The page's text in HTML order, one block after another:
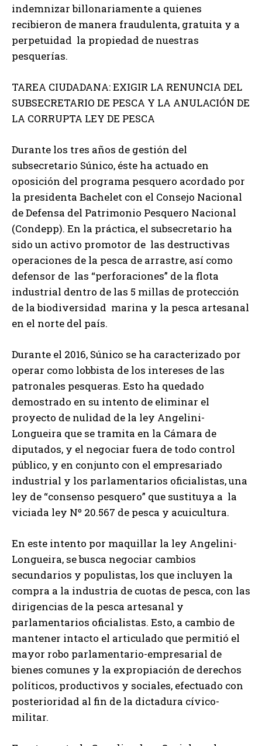
indemnizar billonariamente a quienes
recibieron de manera fraudulenta, gratuita y a
perpetuidad la propiedad de nuestras
pesquerías.
TAREA CIUDADANA: EXIGIR LA RENUNCIA DEL
SUBSECRETARIO DE PESCA Y LA ANULACIÓN DE
LA CORRUPTA LEY DE PESCA
Durante los tres años de gestión del
subsecretario Súnico, éste ha actuado en
oposición del programa pesquero acordado por
la presidenta Bachelet con el Consejo Nacional
de Defensa del Patrimonio Pesquero Nacional
(Condepp). En la práctica, el subsecretario ha
sido un activo promotor de las destructivas
operaciones de la pesca de arrastre, así como
defensor de las “perforaciones” de la flota
industrial dentro de las 5 millas de protección
de la biodiversidad marina y la pesca artesanal
en el norte del país.
Durante el 2016, Súnico se ha caracterizado por
operar como lobbista de los intereses de las
patronales pesqueras. Esto ha quedado
demostrado en su intento de eliminar el
proyecto de nulidad de la ley Angelini-
Longueira que se tramita en la Cámara de
diputados, y el negociar fuera de todo control
público, y en conjunto con el empresariado
industrial y los parlamentarios oficialistas, una
ley de “consenso pesquero” que sustituya a la
viciada ley Nº 20.567 de pesca y acuicultura.
En este intento por maquillar la ley Angelini-
Longueira, se busca negociar cambios
secundarios y populistas, los que incluyen la
compra a la industria de cuotas de pesca, con las
dirigencias de la pesca artesanal y
parlamentarios oficialistas. Esto, a cambio de
mantener intacto el articulado que permitió el
mayor robo parlamentario-empresarial de
bienes comunes y la expropiación de derechos
políticos, productivos y sociales, efectuado con
posterioridad al fin de la dictadura cívico-
militar.